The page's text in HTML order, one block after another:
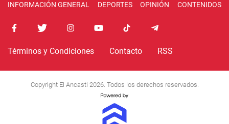
INFORMACIÓN GENERAL DEPORTES OPINIÓN CONTENIDOS
Términos y Condiciones Contacto RSS
Copyright El Ancasti 2026. Todos los derechos reservados.